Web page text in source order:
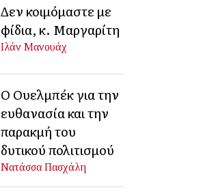
Δεν κοιμόμαστε με
φίδια, κ. Μαργαρίτη
Ιλάν Μανουάχ
Ο Ουελμπέκ για την
ευθανασία και την
παρακμή του
δυτικού πολιτισμού
Νατάσσα Πασχάλη